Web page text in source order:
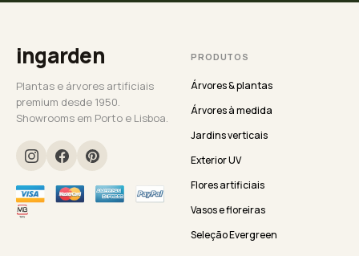
ingarden
Plantas e árvores artificiais
premium desde 1950.
Showrooms em Porto e Lisboa.
PRODUTOS
Árvores & plantas
Árvores à medida
Jardins verticais
Exterior UV
Flores artificiais
Vasos e floreiras
Seleção Evergreen